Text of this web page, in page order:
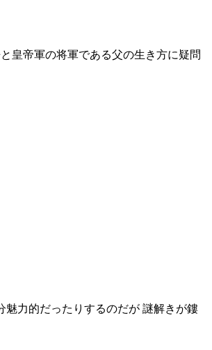
皇帝軍の将軍である父の生き方に疑問
魅力的だったりするのだが 謎解きが鏤